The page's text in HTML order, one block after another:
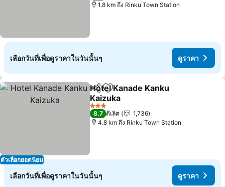
1.8 km ถึง Rinku Town Station
เลือกวันที่เพื่อดูราคาในวันนั้นๆ ดูราคา
ตัวเลือกยอดนิยม
แชร์ เพิ่มในรายการโปรด
Hotel Kanade Kanku
Kaizuka
3 ดาว
8.7 ดีเลิศ
1,736
4.8 km ถึง Rinku Town Station
เลือกวันที่เพื่อดูราคาในวันนั้นๆ ดูราคา